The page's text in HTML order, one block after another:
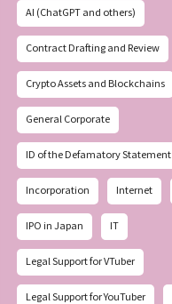
AI (ChatGPT and others)
Contract Drafting and Review
Crypto Assets and Blockchains
General Corporate
ID of the Defamatory Statement
Incorporation Internet
IPO in Japan IT
Legal Support for VTuber
Legal Support for YouTuber